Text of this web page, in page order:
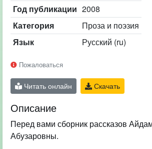
Год публикации 2008
Категория
Проза и поэзия
Язык
Русский (ru)
Пожаловаться
Читать онлайн Скачать
Описание
Перед вами сборник рассказов
Абузаровны.